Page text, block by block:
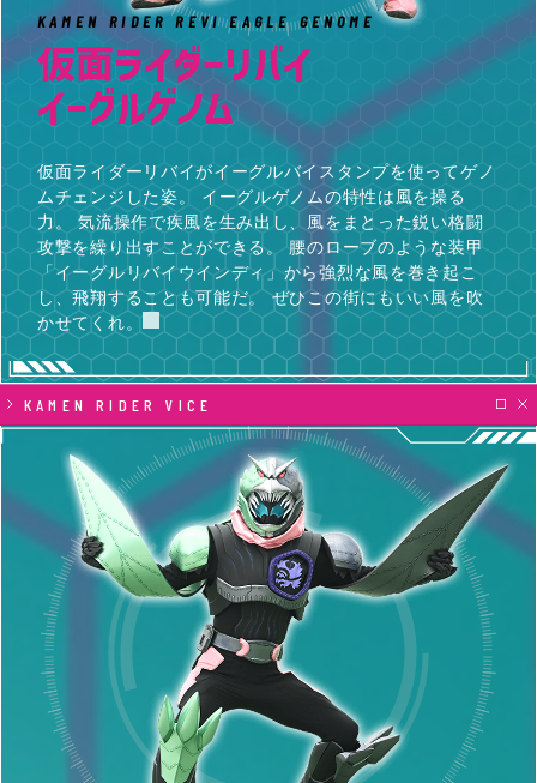
KAMEN RIDER REVI EAGLE GENOME
仮面ライダーリバイ
イーグルゲノム
仮面ライダーリバイがイーグルバイスタンプを使ってゲノ
ムチェンジした姿。 イーグルゲノムの特性は風を操る
力。 気流操作で疾風を生み出し、風をまとった鋭い格闘
攻撃を繰り出すことができる。 腰のローブのような装甲
「イーグルリバイウインディ」から強烈な風を巻き起こ
し、飛翔することも可能だ。 ぜひこの街にもいい風を吹
かせてくれ。
KAMEN RIDER VICE